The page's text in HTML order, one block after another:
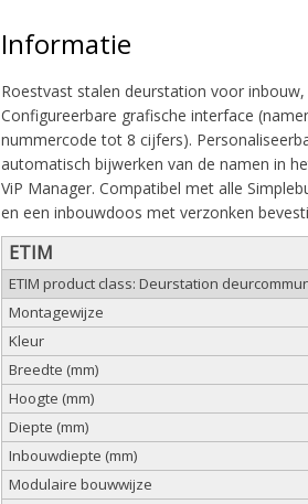
Informatie
Roestvast stalen deurstation voor
Configureerbare grafische interface
nummercode tot 8 cijfers).
automatisch bijwerken van de namen in
ViP Manager. Compatibel met alle
en een inbouwdoos met verzonken
ETIM
ETIM product class: Deurstation
Montagewijze
Kleur
Breedte (mm)
Hoogte (mm)
Diepte (mm)
Inbouwdiepte (mm)
Modulaire bouwwijze